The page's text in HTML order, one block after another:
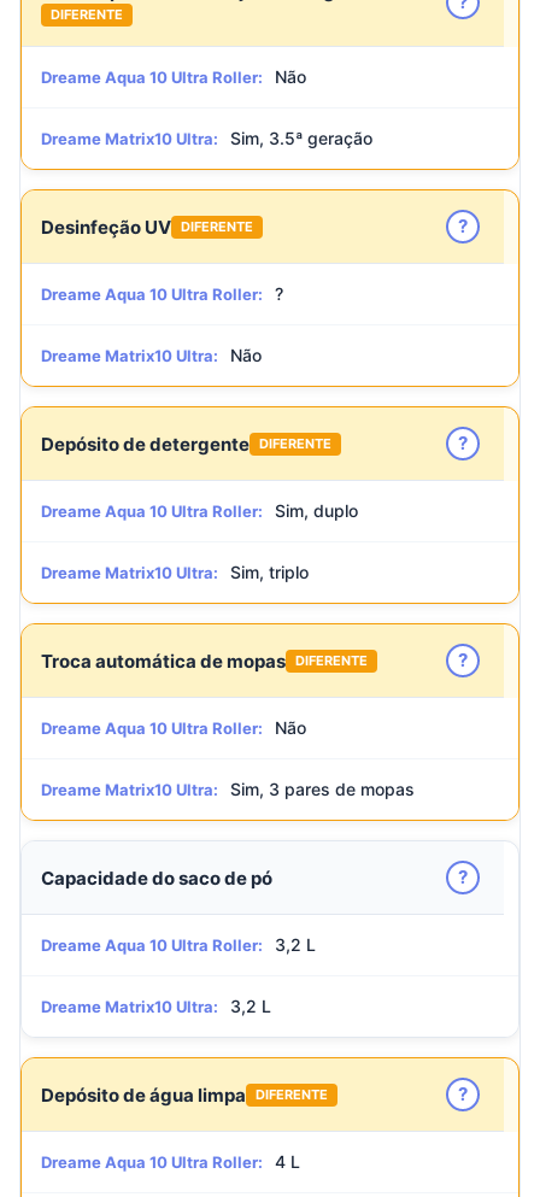
DIFERENTE
Dreame Aqua 10 Ultra Roller: Não
Dreame Matrix10 Ultra: Sim, 3.5ª geração
Desinfeção UV DIFERENTE ?
Dreame Aqua 10 Ultra Roller: ?
Dreame Matrix10 Ultra: Não
Depósito de detergente DIFERENTE ?
Dreame Aqua 10 Ultra Roller: Sim, duplo
Dreame Matrix10 Ultra: Sim, triplo
Troca automática de mopas DIFERENTE ?
Dreame Aqua 10 Ultra Roller: Não
Dreame Matrix10 Ultra: Sim, 3 pares de mopas
Capacidade do saco de pó ?
Dreame Aqua 10 Ultra Roller: 3,2 L
Dreame Matrix10 Ultra: 3,2 L
Depósito de água limpa DIFERENTE ?
Dreame Aqua 10 Ultra Roller: 4 L